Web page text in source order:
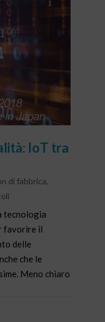
IoT tra
di fabbrica,
tecnologia
favorire il
delle
che le
Meno chiaro